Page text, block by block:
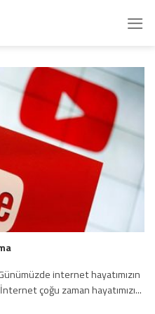
internet hayatımızın
çoğu zaman hayatımızı...